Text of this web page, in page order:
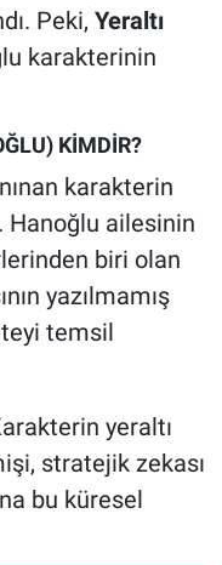
Peki, Yeraltı
karakterinin
KİMDİR?
karakterin
Hanoğlu ailesinin
biri olan
yazılmamış
temsil
yeraltı
stratejik zekası
bu küresel